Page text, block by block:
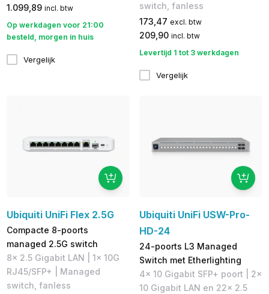
1.099,89 incl. btw
Op werkdagen voor 21:00
besteld, morgen in huis
Vergelijk
switch, fanless
173,47 excl. btw
209,90 incl. btw
Levertijd 1 tot 3 werkdagen
Vergelijk
Ubiquiti UniFi Flex 2.5G
Compacte 8-poorts
managed 2.5G switch
8x 2.5 Gigabit LAN | 1x 10G
RJ45/SFP+ | Managed
switch, fanless
Ubiquiti UniFi USW-Pro-
HD-24
24-poorts L3 Managed
Switch met Etherlighting
4x 10 Gigabit SFP+ poort | 2x
10 Gigabit LAN en 22x 2.5